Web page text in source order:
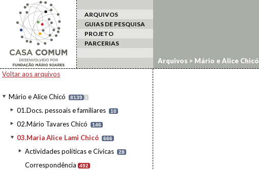
ARQUIVOS
GUIAS DE PESQUISA
PROJETO
PARCERIAS
Voltar aos arquivos
Mário e Alice Chicó 8139 I
01.Docs. pessoais e familiares 10
02.Mário Tavares Chicó 146
03.Maria Alice Lami Chicó 666
Actividades políticas e Cívicas 28
Correspondência 492
Arquivos > Mário e Alice Chicó